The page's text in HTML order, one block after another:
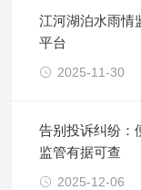
江河湖泊水雨情
平台
2025-11-30
告别投诉纠纷：
监管有据可查
2025-12-06